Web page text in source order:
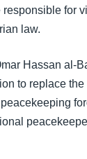
for
law.
Hassan al-
to replace the